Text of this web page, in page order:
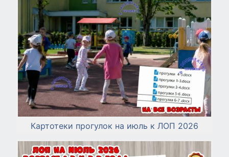
Картотеки прогулок на июль к ЛОП 2026